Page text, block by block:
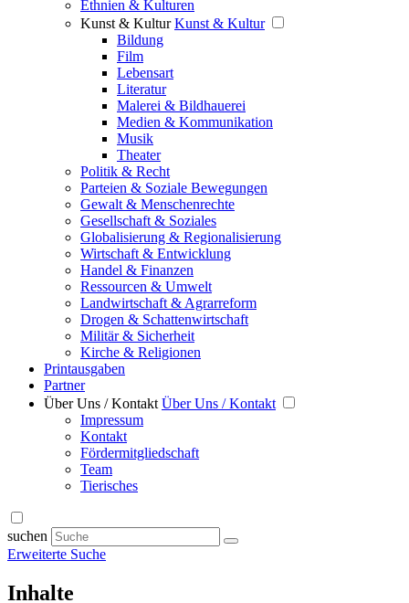
Ethnien & Kulturen
Kunst & Kultur Kunst & Kultur
Bildung
Film
Lebensart
Literatur
Malerei & Bildhauerei
Medien & Kommunikation
Musik
Theater
Politik & Recht
Parteien & Soziale Bewegungen
Gewalt & Menschenrechte
Gesellschaft & Soziales
Globalisierung & Regionalisierung
Wirtschaft & Entwicklung
Handel & Finanzen
Ressourcen & Umwelt
Landwirtschaft & Agrarreform
Drogen & Schattenwirtschaft
Militär & Sicherheit
Kirche & Religionen
Printausgaben
Partner
Über Uns / Kontakt Über Uns / Kontakt
Impressum
Kontakt
Fördermitgliedschaft
Team
Tierisches
suchen
Erweiterte Suche
Inhalte